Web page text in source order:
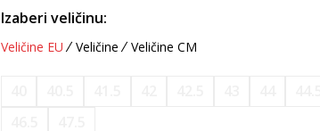
Izaberi veličinu:
Veličine EU Veličine Veličine CM